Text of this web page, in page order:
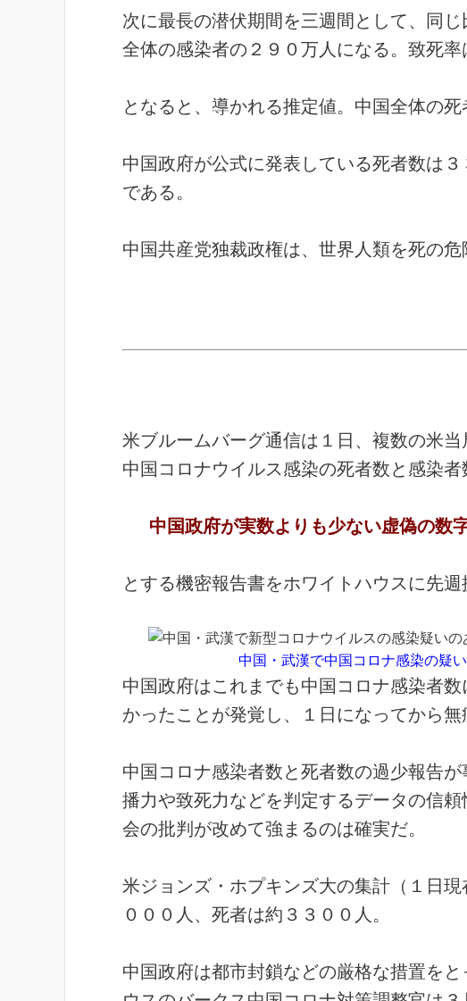
次に最長の潜伏期間を三週間として、同
全体の感染者の２９０万人になる。致死率
となると、導かれる推定値。中国全体の
中国政府が公式に発表している死者数は
である。
中国共産党独裁政権は、世界人類を死の
米ブルームバーグ通信は１日、複数の米
中国コロナウイルス感染の死者数と感染者
中国政府が実数よりも少ない虚偽の数
とする機密報告書をホワイトハウスに先週
中国・武漢で中国コロナ感染の疑
中国政府はこれまでも中国コロナ感染者
かったことが発覚し、１日になってから
中国コロナ感染者数と死者数の過少報告
播力や致死力などを判定するデータの信
会の批判が改めて強まるのは確実だ。
米ジョンズ・ホプキンズ大の集計（１日
０００人、死者は約３３００人。
中国政府は都市封鎖などの厳格な措置を